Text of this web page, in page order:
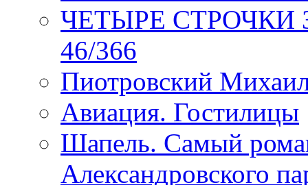
ЧЕТЫРЕ СТРОЧКИ
46/366
Пиотровский
Авиация. Гостилицы
Шапель. Самый
Александровского